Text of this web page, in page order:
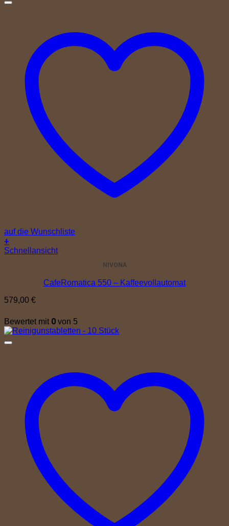
auf die Wunschliste
+
Schnellansicht
CafeRomatica 550 – Kaffeevollautomat
NIVONA
579,00 €
Bewertet mit 0 von 5